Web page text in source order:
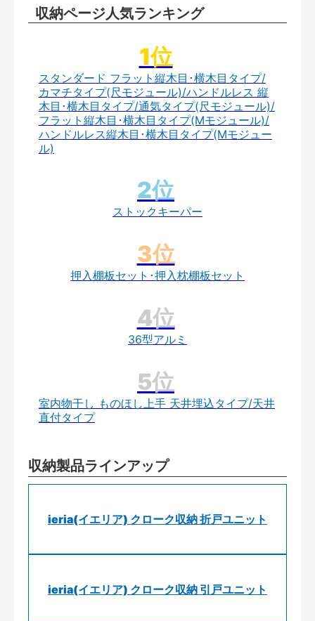
収納ページ人気ランキング
スタンダード フラット縦木目･横木目タイプ/
カマチタイプ(尺モジュール)/ハンドルレス 縦
木目･横木目タイプ/通気タイプ(尺モジュール)/
フラット縦木目･横木目タイプ(Mモジュール)/
ハンドルレス縦木目･横木目タイプ(Mモジュー
ル)
ストックキーパー
押入棚板セット･押入枕棚板セット
36型アルミ
室内物干し ものほし上手 天井埋込タイプ/天井
直付タイプ
収納製品ラインアップ
ieria(イエリア) クローク収納 折戸ユニット
ieria(イエリア) クローク収納 引戸ユニット